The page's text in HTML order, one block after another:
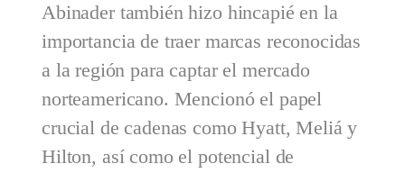
Abinader también hizo hincapié en la
importancia de traer marcas reconocidas
a la región para captar el mercado
norteamericano. Mencionó el papel
crucial de cadenas como Hyatt, Meliá y
Hilton, así como el potencial de